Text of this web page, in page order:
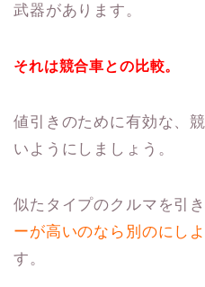
武器があります。
それは競合車との比較。
値引きのために有効な、
いようにしましょう。
似たタイプのクルマを引
ーが高いのなら別のにしよ
す。